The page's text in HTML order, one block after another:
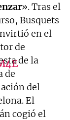
». Tras el
Busquets
en el
de
de la
de
del
El
cogió el